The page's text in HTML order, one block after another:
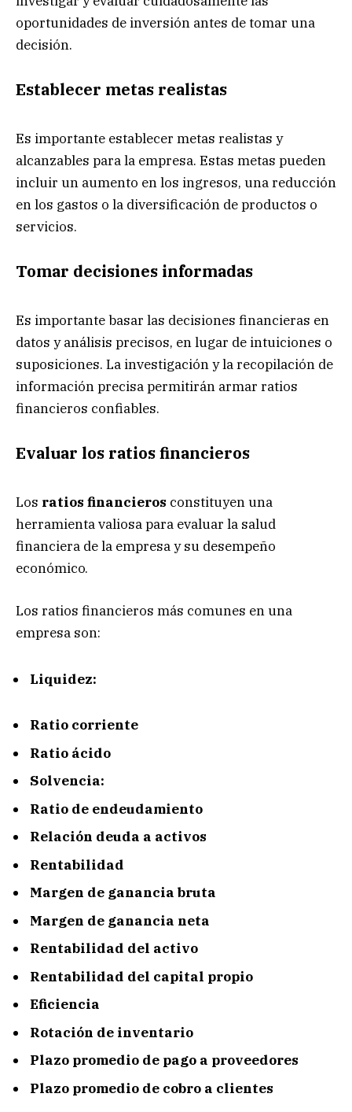
oportunidades de inversión antes de tomar una
decisión.
Establecer metas realistas
Es importante establecer metas realistas y
alcanzables para la empresa. Estas metas pueden
incluir un aumento en los ingresos, una reducción
en los gastos o la diversificación de productos o
servicios.
Tomar decisiones informadas
Es importante basar las decisiones financieras en
datos y análisis precisos, en lugar de intuiciones o
suposiciones. La investigación y la recopilación de
información precisa permitirán armar ratios
financieros confiables.
Evaluar los ratios financieros
Los ratios financieros constituyen una
herramienta valiosa para evaluar la salud
financiera de la empresa y su desempeño
económico.
Los ratios financieros más comunes en una
empresa son:
Liquidez:
Ratio corriente
Ratio ácido
Solvencia:
Ratio de endeudamiento
Relación deuda a activos
Rentabilidad
Margen de ganancia bruta
Margen de ganancia neta
Rentabilidad del activo
Rentabilidad del capital propio
Eficiencia
Rotación de inventario
Plazo promedio de pago a proveedores
Plazo promedio de cobro a clientes